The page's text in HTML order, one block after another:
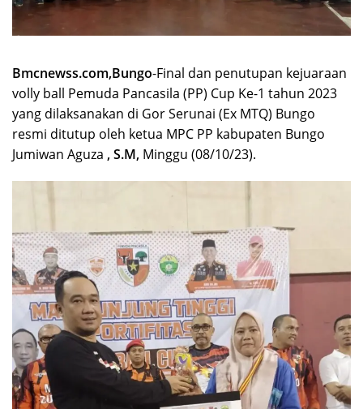
Bmcnewss.com,Bungo-Final dan penutupan kejuaraan
volly ball Pemuda Pancasila (PP) Cup Ke-1 tahun 2023
yang dilaksanakan di Gor Serunai (Ex MTQ) Bungo
resmi ditutup oleh ketua MPC PP kabupaten Bungo
Jumiwan Aguza , S.M, Minggu (08/10/23).